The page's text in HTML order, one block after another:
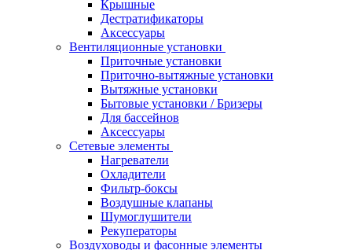
Крышные
Дестратификаторы
Аксессуары
Вентиляционные установки
Приточные установки
Приточно-вытяжные установки
Вытяжные установки
Бытовые установки / Бризеры
Для бассейнов
Аксессуары
Сетевые элементы
Нагреватели
Охладители
Фильтр-боксы
Воздушные клапаны
Шумоглушители
Рекуператоры
Воздуховоды и фасонные элементы